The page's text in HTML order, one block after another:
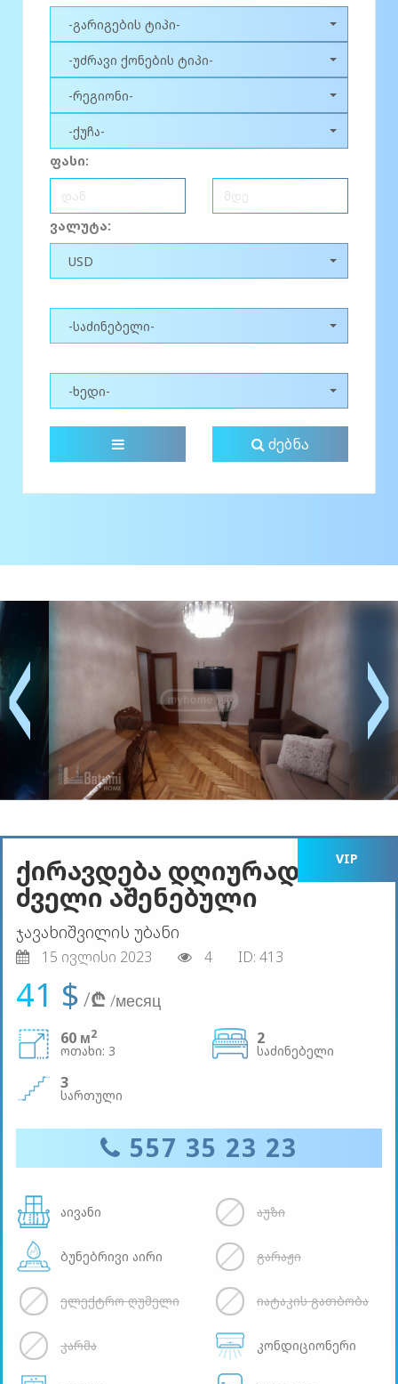
-გარიგების ტიპი-
-უძრავი ქონების ტიპი-
-რეგიონი-
-ქუჩა-
ფასი:
ვალუტა:
USD
-საძინებელი-
-ხედი-
ძებნა
VIP
ქირავდება დღიურად ბინა
ძველი აშენებული
ჯავახიშვილის უბანი
15 ივლისი 2023 4 ID: 413
41 $ /₾ /месяц
60 м2
ოთახი: 3
2
საძინებელი
3
სართული
557 35 23 23
აივანი აუზი
ბუნებრივი აირი გარაჟი
ელექტრო ღუმელი იატაკის გათბობა
კარმა კონდიციონერი